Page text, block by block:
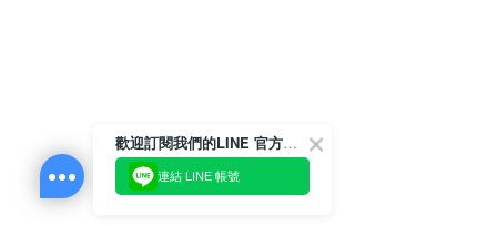
歡迎訂閱我們的LINE 官方帳號
連結 LINE 帳號